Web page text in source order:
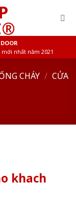
nhất năm 2021
CHÁY / CỬA
khach